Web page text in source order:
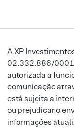
A XP
02.332.886/
autorizada a
comunicação
está sujeita a
ou prejudicar o
informações